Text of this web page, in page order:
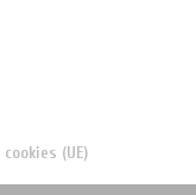
(UE)